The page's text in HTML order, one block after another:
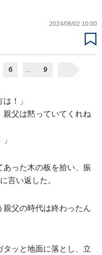
2024/06/02 10:00
6 … 9
！」
親父は黙っていてくれね
あった木の板を拾い、振
言い返した。
親父の時代は終わったん
ッと地面に落とし、立